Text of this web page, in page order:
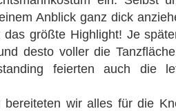
Anblick ganz dick
das größte Highlight! Je
desto voller die
feierten auch die
bereiteten wir alles für die